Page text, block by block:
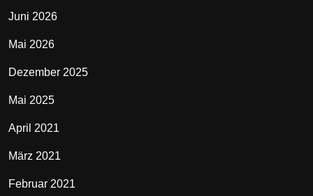
Juni 2026
Mai 2026
Dezember 2025
Mai 2025
April 2021
März 2021
Februar 2021